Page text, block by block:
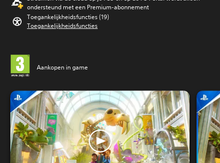
ondersteund met een Premium-abonnement
Toegankelijkheidsfuncties (19)
Toegankelijkheidsfuncties
Aankopen in game